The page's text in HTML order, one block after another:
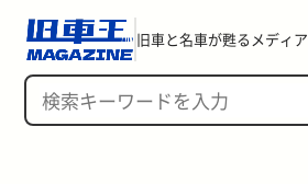
旧車と名車が甦るメディア